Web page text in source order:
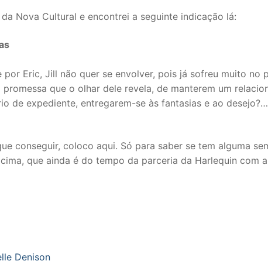
Nova Cultural e encontrei a seguinte indicação lá:
por Eric, Jill não quer se envolver, pois já sofreu muito no
que o olhar dele revela, de manterem um
de expediente, entregarem-se às fantasias e ao desejo?…
conseguir, coloco aqui. Só para saber se tem alguma
que ainda é do tempo da parceria da Harlequin com
Denison